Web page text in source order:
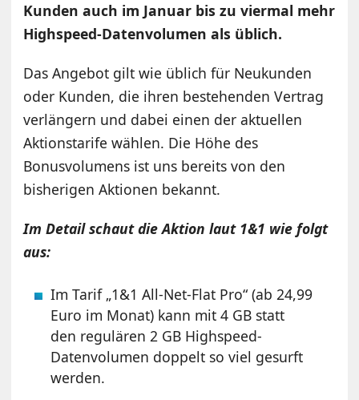
Kunden auch im Januar bis zu viermal mehr
Highspeed-Datenvolumen als üblich.
Das Angebot gilt wie üblich für Neukunden
oder Kunden, die ihren bestehenden Vertrag
verlängern und dabei einen der aktuellen
Aktionstarife wählen. Die Höhe des
Bonusvolumens ist uns bereits von den
bisherigen Aktionen bekannt.
Im Detail schaut die Aktion laut 1&1 wie folgt
aus:
Im Tarif „1&1 All-Net-Flat Pro“ (ab 24,99
Euro im Monat) kann mit 4 GB statt
den regulären 2 GB Highspeed-
Datenvolumen doppelt so viel gesurft
werden.